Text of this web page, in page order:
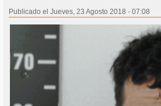
Publicado el Jueves, 23 Agosto 2018 - 07:08